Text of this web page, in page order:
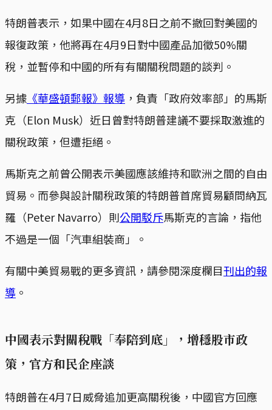
特朗普表示，如果中國在4月8日之前不撤回對美國的
報復政策，他將再在4月9日對中國產品加徵50%關
稅，並暫停和中國的所有有關關稅問題的談判。
另據 《華盛頓郵報》報導 ，負責「政府效率部」的馬斯
克（Elon Musk）近日曾對特朗普建議不要採取激進的
關稅政策，但遭拒絕。
馬斯克之前曾公開表示美國應該維持和歐洲之間的自由
貿易。而參與設計關稅政策的特朗普首席貿易顧問納瓦
羅（Peter Navarro）則公開駁斥馬斯克的言論，指他
不過是一個「汽車組裝商」。
有關中美貿易戰的更多資訊，請參閱深度欄目刊出的報
導 。
中國表示對關稅戰「奉陪到底」，增穩股市政
策，官方和民企座談
特朗普在4月7日威脅追加更高關稅後，中國官方回應